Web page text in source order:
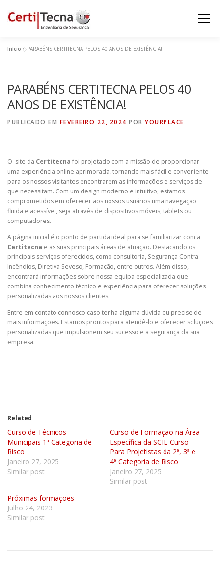
para
conteúdo
Menu
CERTIFICAÇÕES PROJETOS EQUIPA
Início »PARABÉNS CERTITECNA PELOS 40 ANOS DE EXISTÊNCIA!
PARABÉNS CERTITECNA PELOS 40
ANOS DE EXISTÊNCIA!
PUBLICADO EM FEVEREIRO 22, 2024 POR YOURPLACE
O site da Certitecna foi projetado com a missão de proporcionar
uma experiência online aprimorada, tornando mais fácil e conveniente
para os nossos visitantes encontrarem as informações e serviços de
que necessitam. Com um design moderno e intuitivo, estamos
comprometidos em oferecer aos nossos usuários uma navegação
fluida e acessível, seja através de dispositivos móveis, tablets ou
computadores.
A página inicial é o ponto de partida ideal para se familiarizar com a
Certitecna e as suas principais áreas de atuação. Destacando os
principais serviços oferecidos, como consultoria, Segurança Contra
Incêndios, Diretiva Seveso, Formação, entre outros. Além disso,
encontrará informações sobre nossa equipa especializada que
combina conhecimento técnico e experiência para oferecer soluções
personalizadas aos nossos clientes.
Entre em contato connosco caso tenha alguma dúvida ou precise de
mais informações. Estamos prontos para atendê-lo e oferecer soluções
personalizadas que impulsionem seu sucesso e a segurança da sua
empresa.
Related
Curso de Técnicos
Municipais 1ª Categoria de
Risco
Janeiro 27, 2025
Similar post
Curso de Formação na Área
Específica da SCIE-Curso
Para Projetistas da 2ª, 3ª e
4ª Categoria de Risco
Janeiro 27, 2025
Similar post
Próximas formações
Julho 24, 2023
Similar post